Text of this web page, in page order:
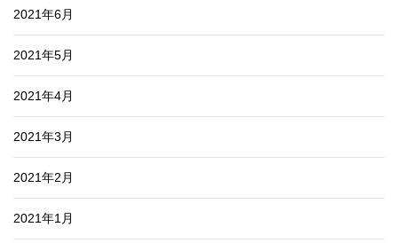
2021年6月
2021年5月
2021年4月
2021年3月
2021年2月
2021年1月